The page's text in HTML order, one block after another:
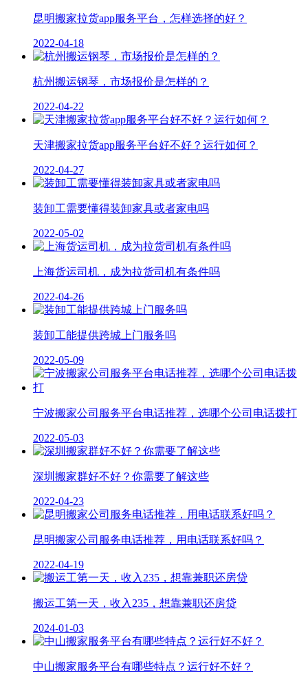
昆明搬家拉货app服务平台，怎样选择的好？
2022-04-18
杭州搬运钢琴，市场报价是怎样的？
2022-04-22
天津搬家拉货app服务平台好不好？运行如何？
2022-04-27
装卸工需要懂得装卸家具或者家电吗
2022-05-02
上海货运司机，成为拉货司机有条件吗
2022-04-26
装卸工能提供跨城上门服务吗
2022-05-09
宁波搬家公司服务平台电话推荐，选哪个公司电话拨打
2022-05-03
深圳搬家群好不好？你需要了解这些
2022-04-23
昆明搬家公司服务电话推荐，用电话联系好吗？
2022-04-19
搬运工第一天，收入235，想靠兼职还房贷
2024-01-03
中山搬家服务平台有哪些特点？运行好不好？